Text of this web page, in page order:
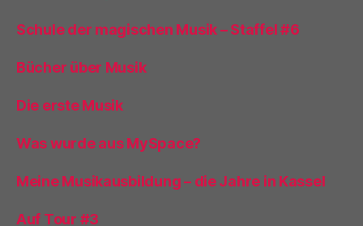
Schule der magischen Musik – Staffel #6
Bücher über Musik
Die erste Musik
Was wurde aus MySpace?
Meine Musikausbildung – die Jahre in Kassel
Auf Tour #3